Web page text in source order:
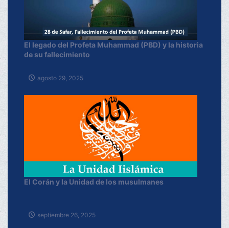
El legado del Profeta Muhammad (PBD) y la historia
de su fallecimiento
agosto 29, 2025
El Corán y la Unidad de los musulmanes
septiembre 26, 2025